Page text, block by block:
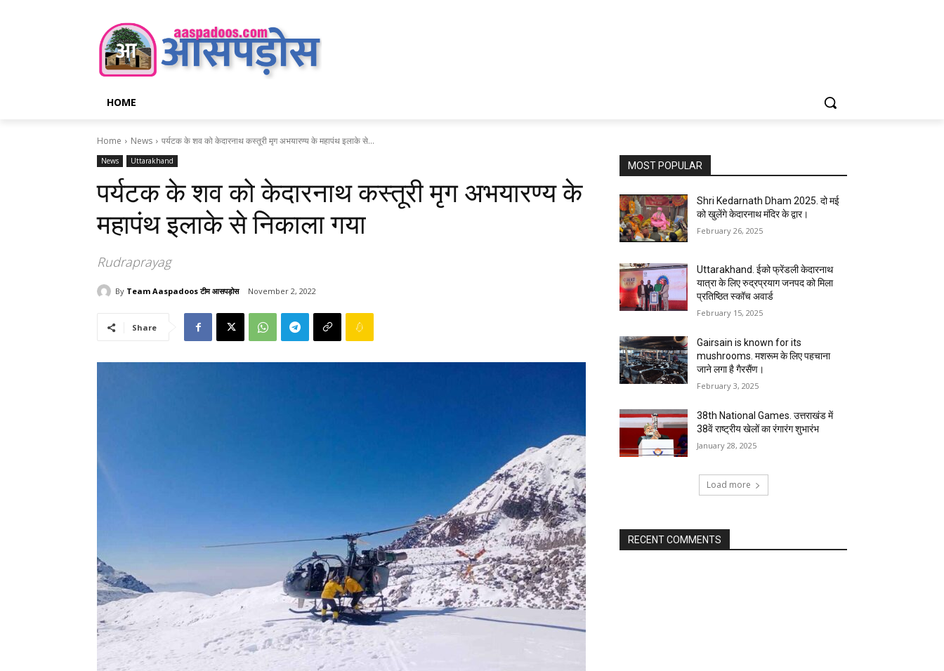
HOME
Home News पर्यटक के शव को केदारनाथ कस्तूरी मृग अभयारण्य के महापंथ इलाके से...
News Uttarakhand
पर्यटक के शव को केदारनाथ कस्तूरी मृग अभयारण्य के
महापंथ इलाके से निकाला गया
Rudraprayag
By Team Aaspadoos टीम आसपड़ोस November 2, 2022
Share
MOST POPULAR
Shri Kedarnath Dham 2025. दो मई
को खुलेंगे केदारनाथ मंदिर के द्वार।
February 26, 2025
Uttarakhand. ईको फ्रेंडली केदारनाथ
यात्रा के लिए रुद्रप्रयाग जनपद को मिला
प्रतिष्ठित स्कॉच अवार्ड
February 15, 2025
Gairsain is known for its
mushrooms. मशरूम के लिए पहचाना
जाने लगा है गैरसैंण।
February 3, 2025
38th National Games. उत्तराखंड में
38वें राष्ट्रीय खेलों का रंगारंग शुभारंभ
January 28, 2025
Load more
RECENT COMMENTS